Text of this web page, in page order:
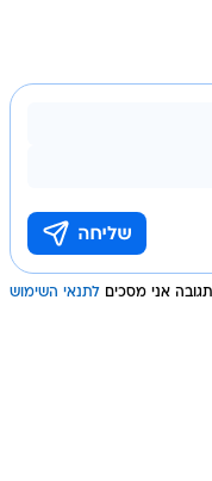
אני מסכים לתנאי השימוש